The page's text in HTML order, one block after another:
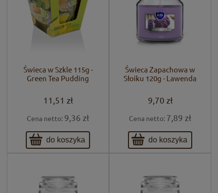
Świeca w Szkle 115g -
Green Tea Pudding
11,51 zł
Cena netto: 9,36 zł
do koszyka
Świeca Zapachowa w
Słoiku 120g - Lawenda
9,70 zł
Cena netto: 7,89 zł
do koszyka